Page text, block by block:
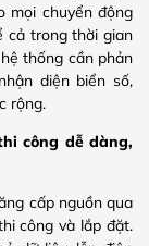
mọi chuyển động
cả trong thời gian
thống cần phản
diện biển số,
rộng.
công dễ dàng,
cấp nguồn qua
công và lắp đặt.